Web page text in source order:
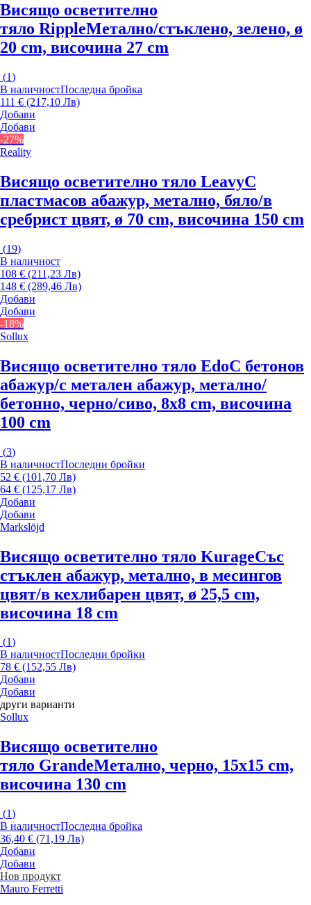
Висящо осветително
тяло RippleМетално/стъклено, зелено, ø
20 cm, височина 27 cm
(1)
В наличностПоследна бройка
111 € (217,10 Лв)
Добави
Добави
-27%
Reality
Висящо осветително тяло LeavyС
пластмасов абажур, метално, бяло/в
сребрист цвят, ø 70 cm, височина 150 cm
(19)
В наличност
108 € (211,23 Лв)
148 € (289,46 Лв)
Добави
Добави
-18%
Sollux
Висящо осветително тяло EdoС бетонов
абажур/с метален абажур, метално/
бетонно, черно/сиво, 8x8 cm, височина
100 cm
(3)
В наличностПоследни бройки
52 € (101,70 Лв)
64 € (125,17 Лв)
Добави
Добави
Markslöjd
Висящо осветително тяло KurageСъс
стъклен абажур, метално, в месингов
цвят/в кехлибарен цвят, ø 25,5 cm,
височина 18 cm
(1)
В наличностПоследни бройки
78 € (152,55 Лв)
Добави
Добави
други варианти
Sollux
Висящо осветително
тяло GrandeМетално, черно, 15x15 cm,
височина 130 cm
(1)
В наличностПоследна бройка
36,40 € (71,19 Лв)
Добави
Добави
Нов продукт
Mauro Ferretti